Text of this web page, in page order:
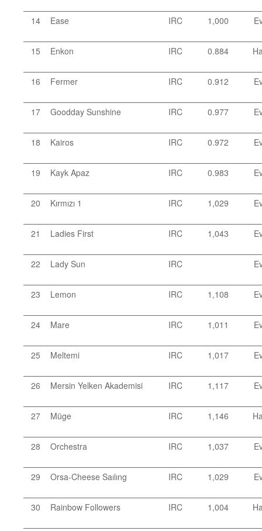
14 Ease IRC 1,000
15 Enkon IRC 0.884
16 Fermer IRC 0.912
17 Goodday Sunshine IRC 0.977
18 Kairos IRC 0.972
19 Kayk Apaz IRC 0.983
20 Kırmızı 1 IRC 1,029
21 Ladies First IRC 1,043
22 Lady Sun IRC
23 Lemon IRC 1,108
24 Mare IRC 1,011
25 Meltemi IRC 1,017
26 Mersin Yelken Akademisi IRC 1,117
27 Müge IRC 1,146
28 Orchestra IRC 1,037
29 Orsa-Cheese Saılıng IRC 1,029
30 Rainbow Followers IRC 1,004